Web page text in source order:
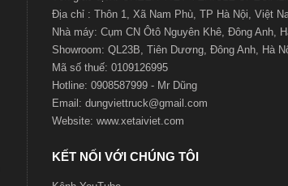
Địa chỉ : Thôn 1, Xã Nam Phù, TP Hà Nội, Việt
Nhà máy: Cụm CN Ôtô Nguyên Khê, Đông Anh,
Showroom: QL23B, Tiên Dương, Đông Anh, Hà
Mã số thuế: 0109126995
Hotline: 0908587999 - Mr Dũng
Email: dungviettruck@gmail.com
Website: www.xetaiviet.com
KẾT NỐI VỚI CHÚNG TÔI